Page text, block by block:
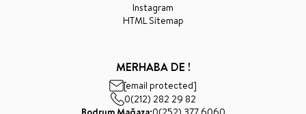
Instagram
HTML Sitemap
MERHABA DE !
[email protected]
0(212) 282 29 82